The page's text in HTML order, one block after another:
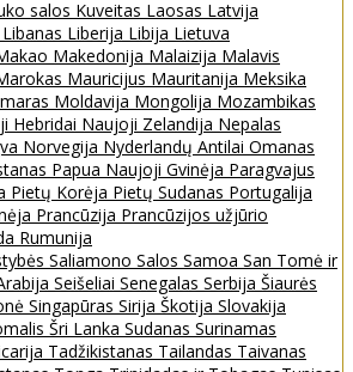
salos Kuveitas Laosas Latvija
Libanas Liberija Libija Lietuva
Makedonija Malaizija Malavis
Mauricijus Mauritanija Meksika
Moldavija Mongolija Mozambikas
Hebridai Naujoji Zelandija Nepalas
Norvegija Nyderlandų Antilai Omanas
Papua Naujoji Gvinėja Paragvajus
Pietų Korėja Pietų Sudanas Portugalija
Prancūzija Prancūzijos užjūrio
Rumunija
Saliamono Salos Samoa San Tomė ir
Seišeliai Senegalas Serbija Šiaurės
Singapūras Sirija Škotija Slovakija
Šri Lanka Sudanas Surinamas
Tadžikistanas Tailandas Taivanas